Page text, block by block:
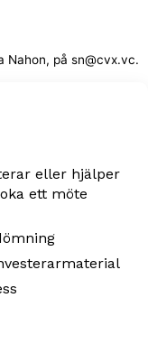
Nahon, på sn@cvx.vc.
eller hjälper
ett möte